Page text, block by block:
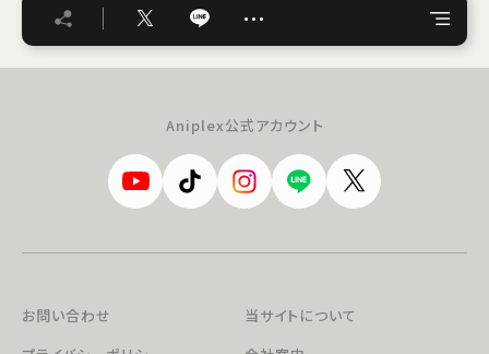
…
Aniplex公式アカウント
お問い合わせ
当サイトについて